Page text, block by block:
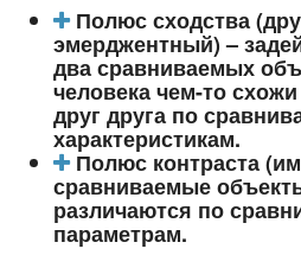
Полюс сходства
эмерджентный) –
два сравниваемых
человека чем-то
друг друга по
характеристикам.
Полюс контраста
сравниваемые
различаются по
параметрам.